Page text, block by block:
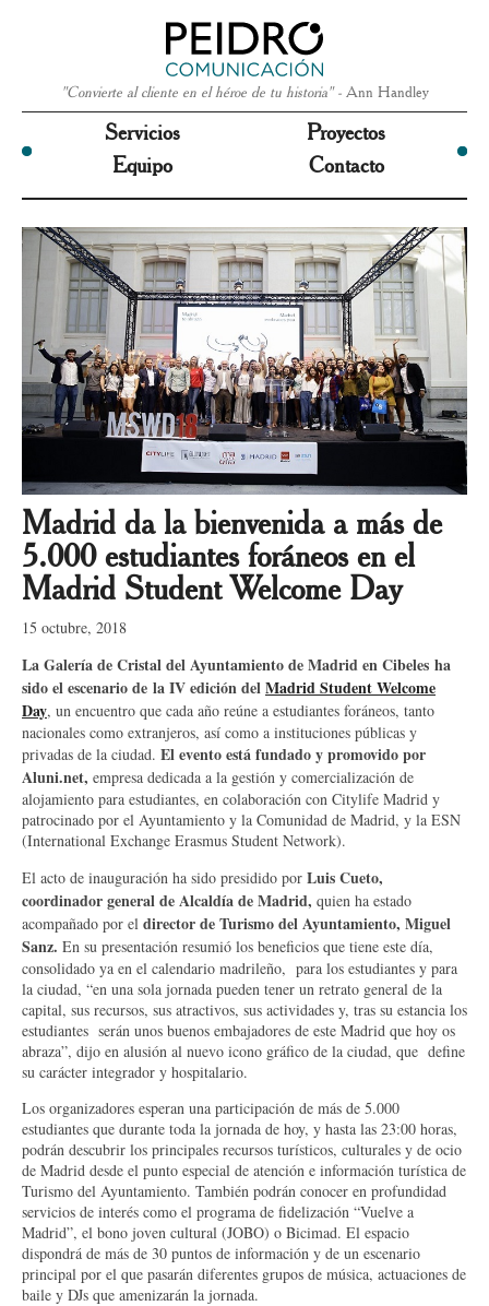
"Convierte al cliente en el héroe de tu historia" - Ann Handley
Servicios
Proyectos
Equipo
Contacto
Madrid da la bienvenida a más de
5.000 estudiantes foráneos en el
Madrid Student Welcome Day
15 octubre, 2018
La Galería de Cristal del Ayuntamiento de Madrid en Cibeles ha
sido el escenario de la IV edición delMadrid Student Welcome
Day, un encuentro que cada año reúne a estudiantes foráneos, tanto
nacionales como extranjeros, así como a instituciones públicas y
privadas de la ciudad. El evento está fundado y promovido por
Aluni.net, empresa dedicada a la gestión y comercialización de
alojamiento para estudiantes, en colaboración con Citylife Madrid y
patrocinado por el Ayuntamiento y la Comunidad de Madrid, y la ESN
(International Exchange Erasmus Student Network).
El acto de inauguración ha sido presidido por Luis Cueto,
coordinador general de Alcaldía de Madrid, quien ha estado
acompañado por el director de Turismo del Ayuntamiento, Miguel
Sanz. En su presentación resumió los beneficios que tiene este día,
consolidado ya en el calendario madrileño, para los estudiantes y para
la ciudad, “en una sola jornada pueden tener un retrato general de la
capital, sus recursos, sus atractivos, sus actividades y, tras su estancia los
estudiantes serán unos buenos embajadores de este Madrid que hoy os
abraza”, dijo en alusión al nuevo icono gráfico de la ciudad, que define
su carácter integrador y hospitalario.
Los organizadores esperan una participación de más de 5.000
estudiantes que durante toda la jornada de hoy, y hasta las 23:00 horas,
podrán descubrir los principales recursos turísticos, culturales y de ocio
de Madrid desde el punto especial de atención e información turística de
Turismo del Ayuntamiento. También podrán conocer en profundidad
servicios de interés como el programa de fidelización “Vuelve a
Madrid”, el bono joven cultural (JOBO) o Bicimad. El espacio
dispondrá de más de 30 puntos de información y de un escenario
principal por el que pasarán diferentes grupos de música, actuaciones de
baile y DJs que amenizarán la jornada.